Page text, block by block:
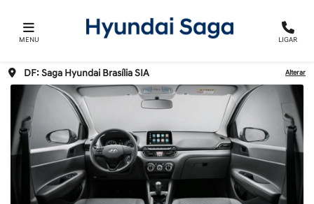
MENU LIGAR
DF: Saga Hyundai Brasília SIA Alterar